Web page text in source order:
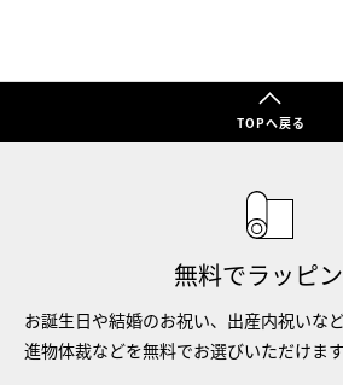
TOPへ戻る
無料でラッピ
お誕生日や結婚のお祝い、出産内祝いな
進物体裁などを無料でお選びいただけます